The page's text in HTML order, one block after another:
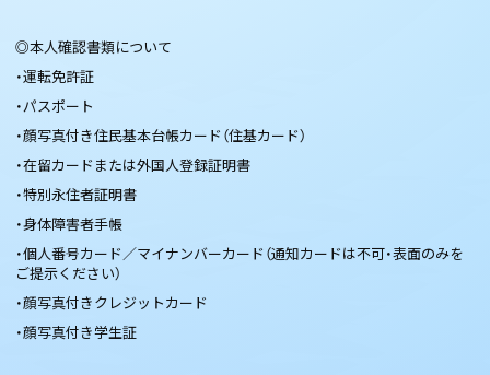
◎本人確認書類について
・運転免許証
・パスポート
・顔写真付き住民基本台帳カード（住基カード）
・在留カードまたは外国人登録証明書
・特別永住者証明書
・身体障害者手帳
・個人番号カード／マイナンバーカード（通知カードは不可・表面のみを
ご提示ください）
・顔写真付きクレジットカード
・顔写真付き学生証